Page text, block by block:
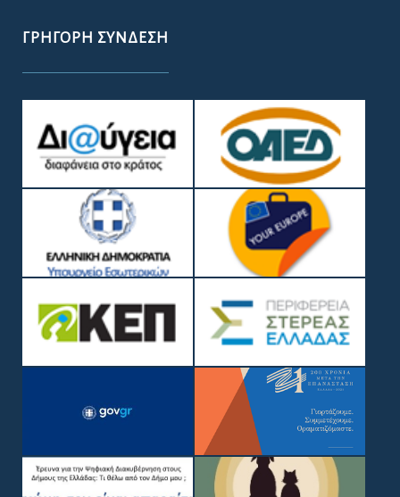
ΓΡΉΓΟΡΗ ΣΎΝΔΕΣΗ